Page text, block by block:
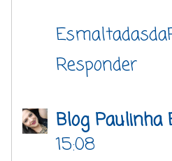
Responder
Blog Paulinha
15:08